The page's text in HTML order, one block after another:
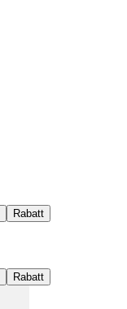
Rabatt
Rabatt